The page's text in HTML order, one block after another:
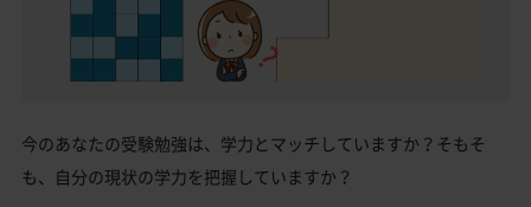
今のあなたの受験勉強は、学力とマッチしていますか？そもそ
も、自分の現状の学力を把握していますか？